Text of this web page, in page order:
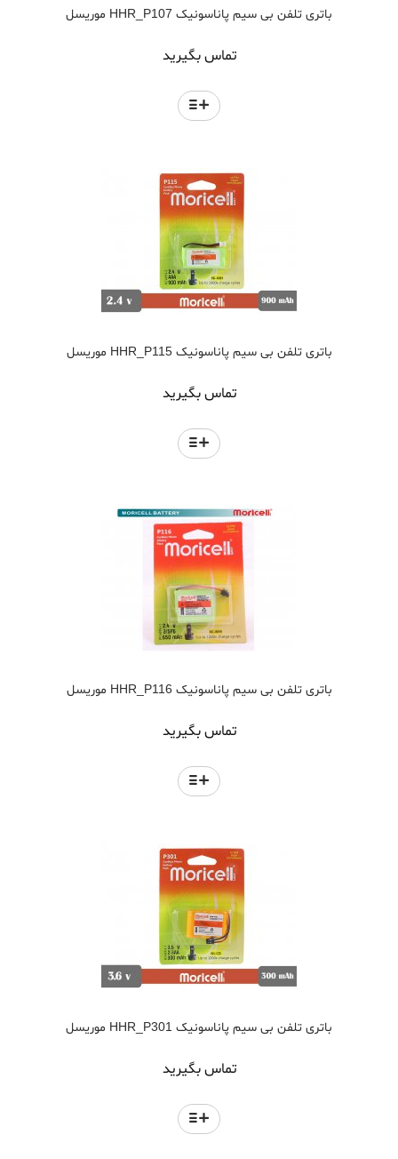
باتری تلفن بی سیم پاناسونیک HHR_P107 موریسل
تماس بگیرید
باتری تلفن بی سیم پاناسونیک HHR_P115 موریسل
تماس بگیرید
باتری تلفن بی سیم پاناسونیک HHR_P116 موریسل
تماس بگیرید
باتری تلفن بی سیم پاناسونیک HHR_P301 موریسل
تماس بگیرید